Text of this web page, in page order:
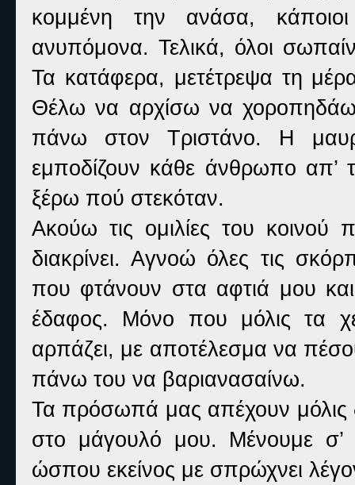
κομμένη την ανάσα,
ανυπόμονα. Τελικά, όλοι
Τα κατάφερα, μετέτρεψα τη
Θέλω να αρχίσω να
πάνω στον Τριστάνο. Η
εμποδίζουν κάθε άνθρωπο απ’
ξέρω πού στεκόταν.
Ακούω τις ομιλίες του
διακρίνει. Αγνοώ όλες τις
που φτάνουν στα αφτιά μου
έδαφος. Μόνο που μόλις τα
αρπάζει, με αποτέλεσμα να
πάνω του να βαριανασαίνω.
Τα πρόσωπά μας απέχουν μόλις
στο μάγουλό μου. Μένουμε σ’
ώσπου εκείνος με σπρώχνει